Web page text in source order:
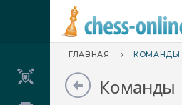
ГЛАВНАЯ КОМАНДЫ
Команды